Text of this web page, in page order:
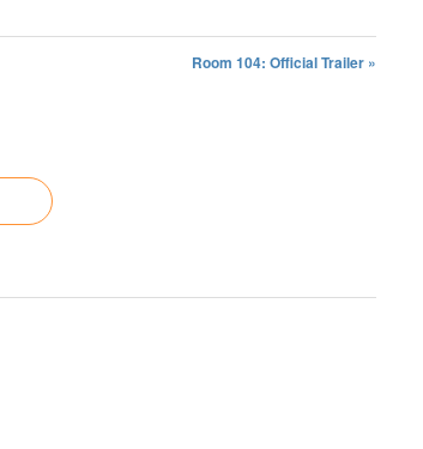
Room 104: Official Trailer »